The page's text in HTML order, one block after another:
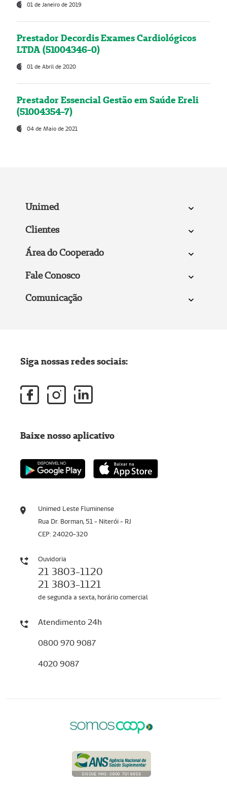
01 de Janeiro de 2019
Prestador Decordis Exames Cardiológicos
LTDA (51004346-0)
01 de Abril de 2020
Prestador Essencial Gestão em Saúde Ereli
(51004354-7)
04 de Maio de 2021
Unimed
Clientes
Área do Cooperado
Fale Conosco
Comunicação
Unimed Leste Fluminense
Rua Dr. Borman, 51 - Niterói - RJ
CEP: 24020-320
Ouvidoria
21 3803-1120
21 3803-1121
de segunda a sexta, horário comercial
Atendimento 24h
0800 970 9087
4020 9087
Siga nossas redes sociais:
Baixe nosso aplicativo